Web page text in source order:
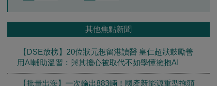
其他焦點新聞
【DSE放榜】20位狀元想留港讀醫 皇仁超狀鼓勵善
用AI輔助溫習：與其擔心被取代不如學懂擁抱AI
【批量出海】一次輸出883輛！國產新能源重型拖頭